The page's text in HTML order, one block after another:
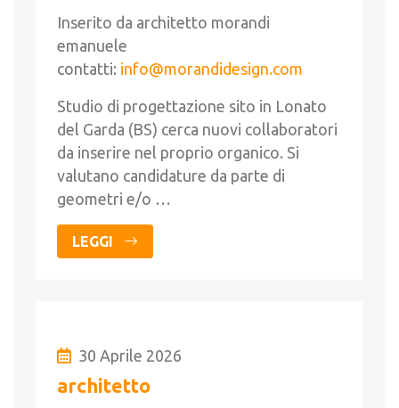
Inserito da architetto morandi
emanuele
contatti: info@morandidesign.com
Studio di progettazione sito in Lonato
del Garda (BS) cerca nuovi collaboratori
da inserire nel proprio organico. Si
valutano candidature da parte di
geometri e/o …
LEGGI
30 Aprile 2026
architetto